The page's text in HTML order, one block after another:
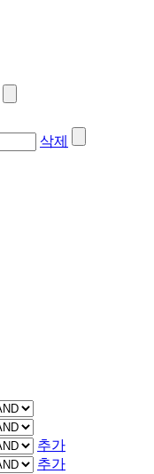
삭제
추가
추가